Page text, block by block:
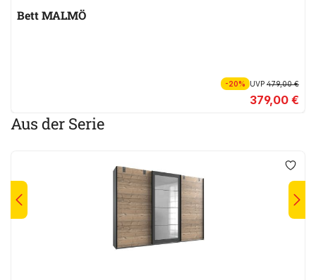
Bett MALMÖ
-20% UVP479,00 €
379,00 €
Aus der Serie